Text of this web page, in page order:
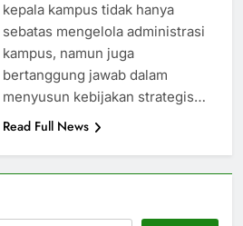
kepala kampus tidak hanya
sebatas mengelola administrasi
kampus, namun juga
bertanggung jawab dalam
menyusun kebijakan strategis…
Read Full News